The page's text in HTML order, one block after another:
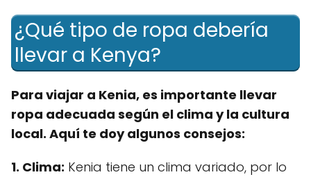
¿Qué tipo de ropa debería
llevar a Kenya?
Para viajar a Kenia, es importante llevar
ropa adecuada según el clima y la cultura
local. Aquí te doy algunos consejos:
1. Clima: Kenia tiene un clima variado, por lo